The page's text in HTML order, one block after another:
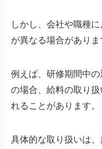
しかし、会社や職種
が異なる場合がありま
例えば、研修期間中
の場合、給料の取り
れることがあります。
具体的な取り扱いは